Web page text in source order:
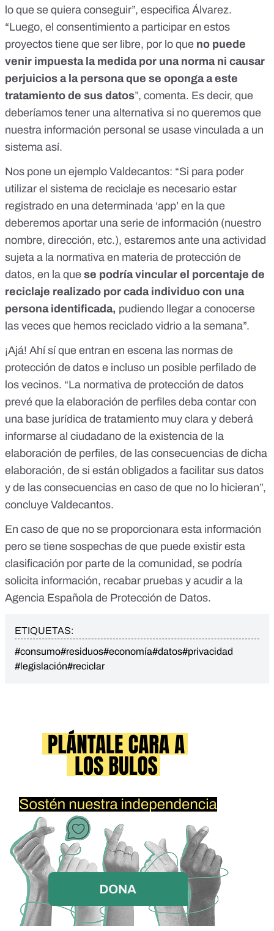
lo que se quiera conseguir”, especifica Álvarez.
“Luego, el consentimiento a participar en estos
proyectos tiene que ser libre, por lo que no puede
venir impuesta la medida por una norma ni causar
perjuicios a la persona que se oponga a este
tratamiento de sus datos”, comenta. Es decir, que
deberíamos tener una alternativa si no queremos que
nuestra información personal se usase vinculada a un
sistema así.
Nos pone un ejemplo Valdecantos: “Si para poder
utilizar el sistema de reciclaje es necesario estar
registrado en una determinada ‘app’ en la que
deberemos aportar una serie de información (nuestro
nombre, dirección, etc.), estaremos ante una actividad
sujeta a la normativa en materia de protección de
datos, en la que se podría vincular el porcentaje de
reciclaje realizado por cada individuo con una
persona identificada, pudiendo llegar a conocerse
las veces que hemos reciclado vidrio a la semana”.
¡Ajá! Ahí sí que entran en escena las normas de
protección de datos e incluso un posible perfilado de
los vecinos. “La normativa de protección de datos
prevé que la elaboración de perfiles deba contar con
una base jurídica de tratamiento muy clara y deberá
informarse al ciudadano de la existencia de la
elaboración de perfiles, de las consecuencias de dicha
elaboración, de si están obligados a facilitar sus datos
y de las consecuencias en caso de que no lo hicieran”,
concluye Valdecantos.
En caso de que no se proporcionara esta información
pero se tiene sospechas de que puede existir esta
clasificación por parte de la comunidad, se podría
solicita información, recabar pruebas y acudir a la
Agencia Española de Protección de Datos.
ETIQUETAS:
#consumo#residuos#economía#datos#privacidad
#legislación#reciclar